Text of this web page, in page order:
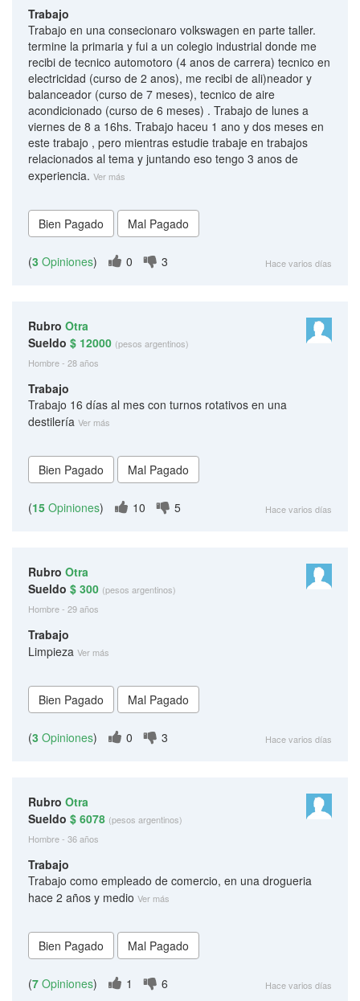
Trabajo
Trabajo en una consecionaro volkswagen en parte taller.
termine la primaria y fui a un colegio industrial donde me
recibi de tecnico automotoro (4 anos de carrera) tecnico en
electricidad (curso de 2 anos), me recibi de ali)neador y
balanceador (curso de 7 meses), tecnico de aire
acondicionado (curso de 6 meses) . Trabajo de lunes a
viernes de 8 a 16hs. Trabajo haceu 1 ano y dos meses en
este trabajo , pero mientras estudie trabaje en trabajos
relacionados al tema y juntando eso tengo 3 anos de
experiencia. Ver más
(3 Opiniones) 0 3 Hace varios días
Rubro Otra
Sueldo $ 12000 (pesos argentinos)
Hombre - 28 años
Trabajo
Trabajo 16 días al mes con turnos rotativos en una
destilería Ver más
(15 Opiniones) 10 5 Hace varios días
Rubro Otra
Sueldo $ 300 (pesos argentinos)
Hombre - 29 años
Trabajo
Limpieza Ver más
(3 Opiniones) 0 3 Hace varios días
Rubro Otra
Sueldo $ 6078 (pesos argentinos)
Hombre - 36 años
Trabajo
Trabajo como empleado de comercio, en una drogueria
hace 2 años y medio Ver más
(7 Opiniones) 1 6 Hace varios días